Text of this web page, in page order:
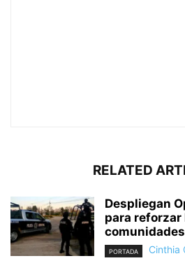
RELATED
Despliegan
para reforzar
comunidades
PORTADA Cinthia